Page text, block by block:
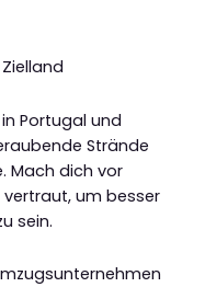
Portugal und
Strände
Mach dich vor
um besser
sein.